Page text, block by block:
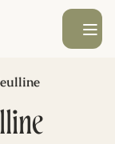
Ouvrir le